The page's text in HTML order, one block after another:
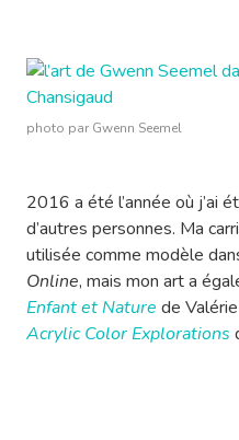
photo par Gwenn Seemel
2016 a été l’année où j’ai
d’autres personnes. Ma
utilisée comme modèle
Online, mais mon art a
Enfant et Nature de
Acrylic Color Explorations